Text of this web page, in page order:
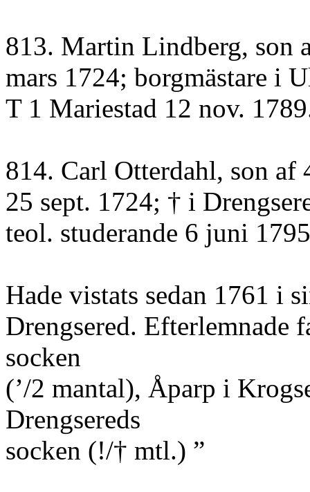
813. Martin Lindberg, son
mars 1724; borgmästare i
T 1 Mariestad 12 nov.
814. Carl Otterdahl, son af
25 sept. 1724; † i
teol. studerande 6 juni
Hade vistats sedan 1761 i
Drengsered. Efterlemnade
socken
(’/2 mantal), Åparp i
Drengsereds
socken (!/† mtl.) ”